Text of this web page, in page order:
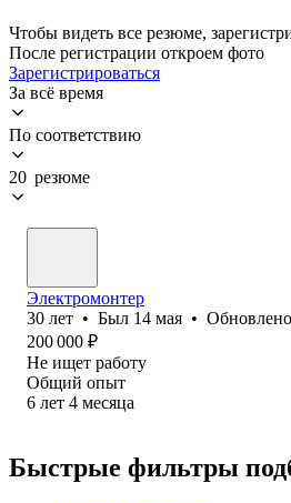
Чтобы видеть все резюме,
После регистрации откроем фото
Зарегистрироваться
За всё время
По соответствию
20 резюме
Электромонтер
30 лет • Был 14 мая • Обновлено
200 000 ₽
Не ищет работу
Общий опыт
6 лет 4 месяца
Быстрые фильтры